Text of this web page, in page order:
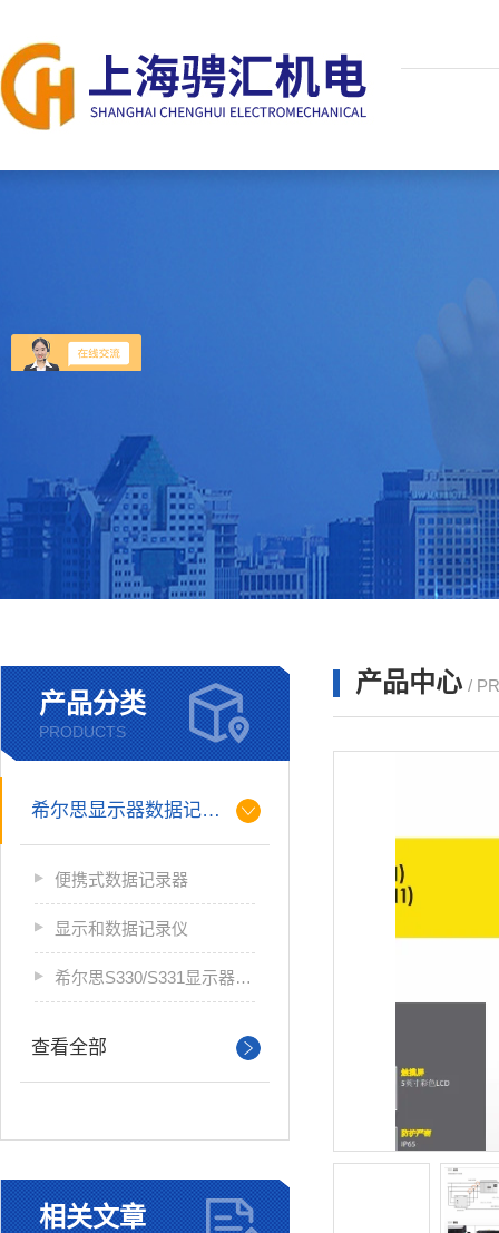
产品分类
PRODUCTS
希尔思显示器数据记录仪
便携式数据记录器
显示和数据记录仪
希尔思S330/S331显示器数据记录仪
查看全部
相关文章
产品中心 /